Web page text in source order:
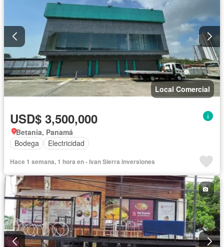
Local Comercial
USD$ 3,500,000
Betania, Panamá
Bodega
Electricidad
Hace 1 semana, 1 hora en - Ivan Sierra inversiones